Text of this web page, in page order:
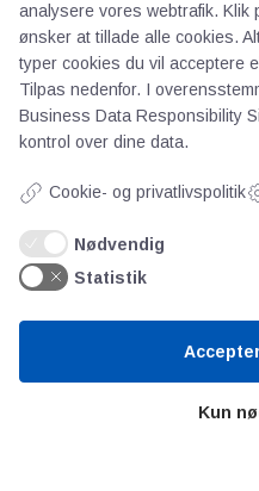
AOT
Om os
Priser
Persondata
Videncentre
Teknologisk Institut
analysere vores webtrafik. Klik
ønsker at tillade alle cookies.
typer cookies du vil acceptere
Tilpas nedenfor. I
Business Data Responsibility
kontrol over dine data.
Cookie- og privatlivspolitik
Nødvendig
Statistik
Kun